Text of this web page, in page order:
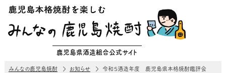
鹿児島県酒造組合公式サイト
みんなの鹿児島焼酎 お知らせ 令和５酒造年度 鹿児島県本格焼酎鑑評会